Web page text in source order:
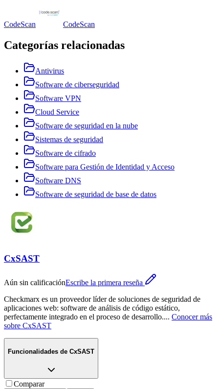
CodeScan CodeScan
Categorías relacionadas
Antivirus
Software de ciberseguridad
Software VPN
Cloud Service
Software de seguridad en la nube
Sistemas de seguridad
Software de cifrado
Software para Gestión de Identidad y Acceso
Software DNS
Software de seguridad de base de datos
CxSAST
Aún sin calificaciónEscribe la primera reseña
Checkmarx es un proveedor líder de soluciones de seguridad de
aplicaciones web: software de análisis de código estático,
perfectamente integrado en el proceso de desarrollo.... Conocer más
sobre CxSAST
Funcionalidades de CxSAST
Comparar